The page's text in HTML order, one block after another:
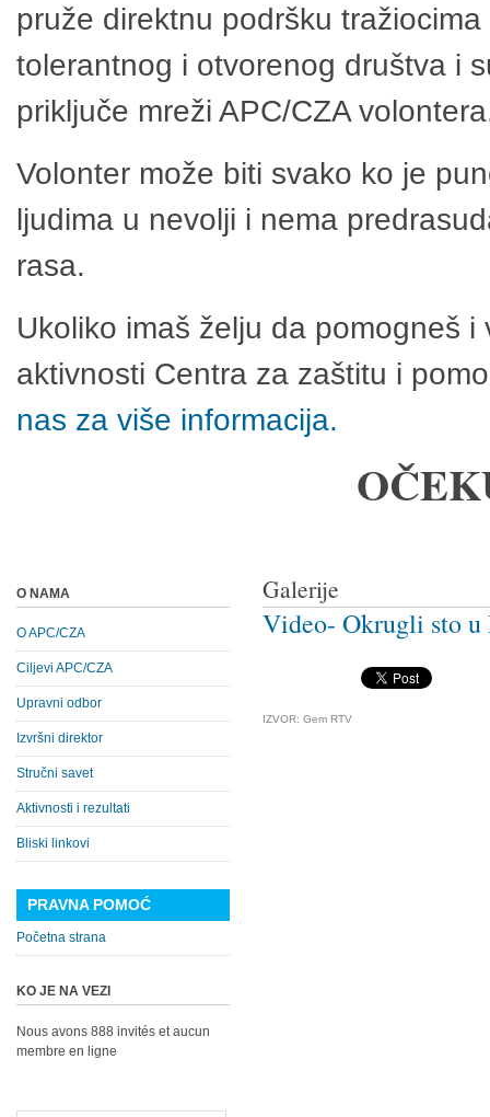
pruže direktnu podršku
tolerantnog i otvorenog društva i
priključe mreži APC/CZA
Volonter može biti svako ko je
ljudima u nevolji i nema
rasa.
Ukoliko imaš želju da pomogneš
aktivnosti Centra za zaštitu i
nas za više informacija.
Galerije
Video- Okrugli sto u
IZVOR: Gem RTV
O NAMA
O APC/CZA
Ciljevi APC/CZA
Upravni odbor
Izvršni direktor
Stručni savet
Aktivnosti i rezultati
Bliski linkovi
PRAVNA POMOĆ
Početna strana
KO JE NA VEZI
Nous avons 888 invités et aucun
membre en ligne